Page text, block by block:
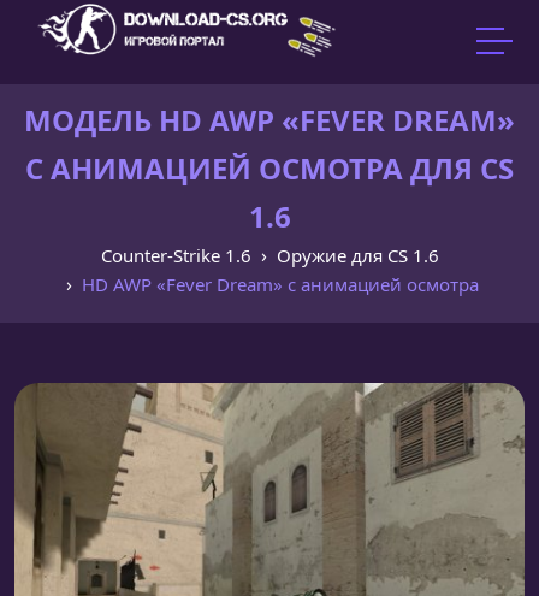
МОДЕЛЬ HD AWP «FEVER DREAM»
С АНИМАЦИЕЙ ОСМОТРА ДЛЯ CS
1.6
Counter-Strike 1.6
Оружие для CS 1.6
HD AWP «Fever Dream» с анимацией осмотра